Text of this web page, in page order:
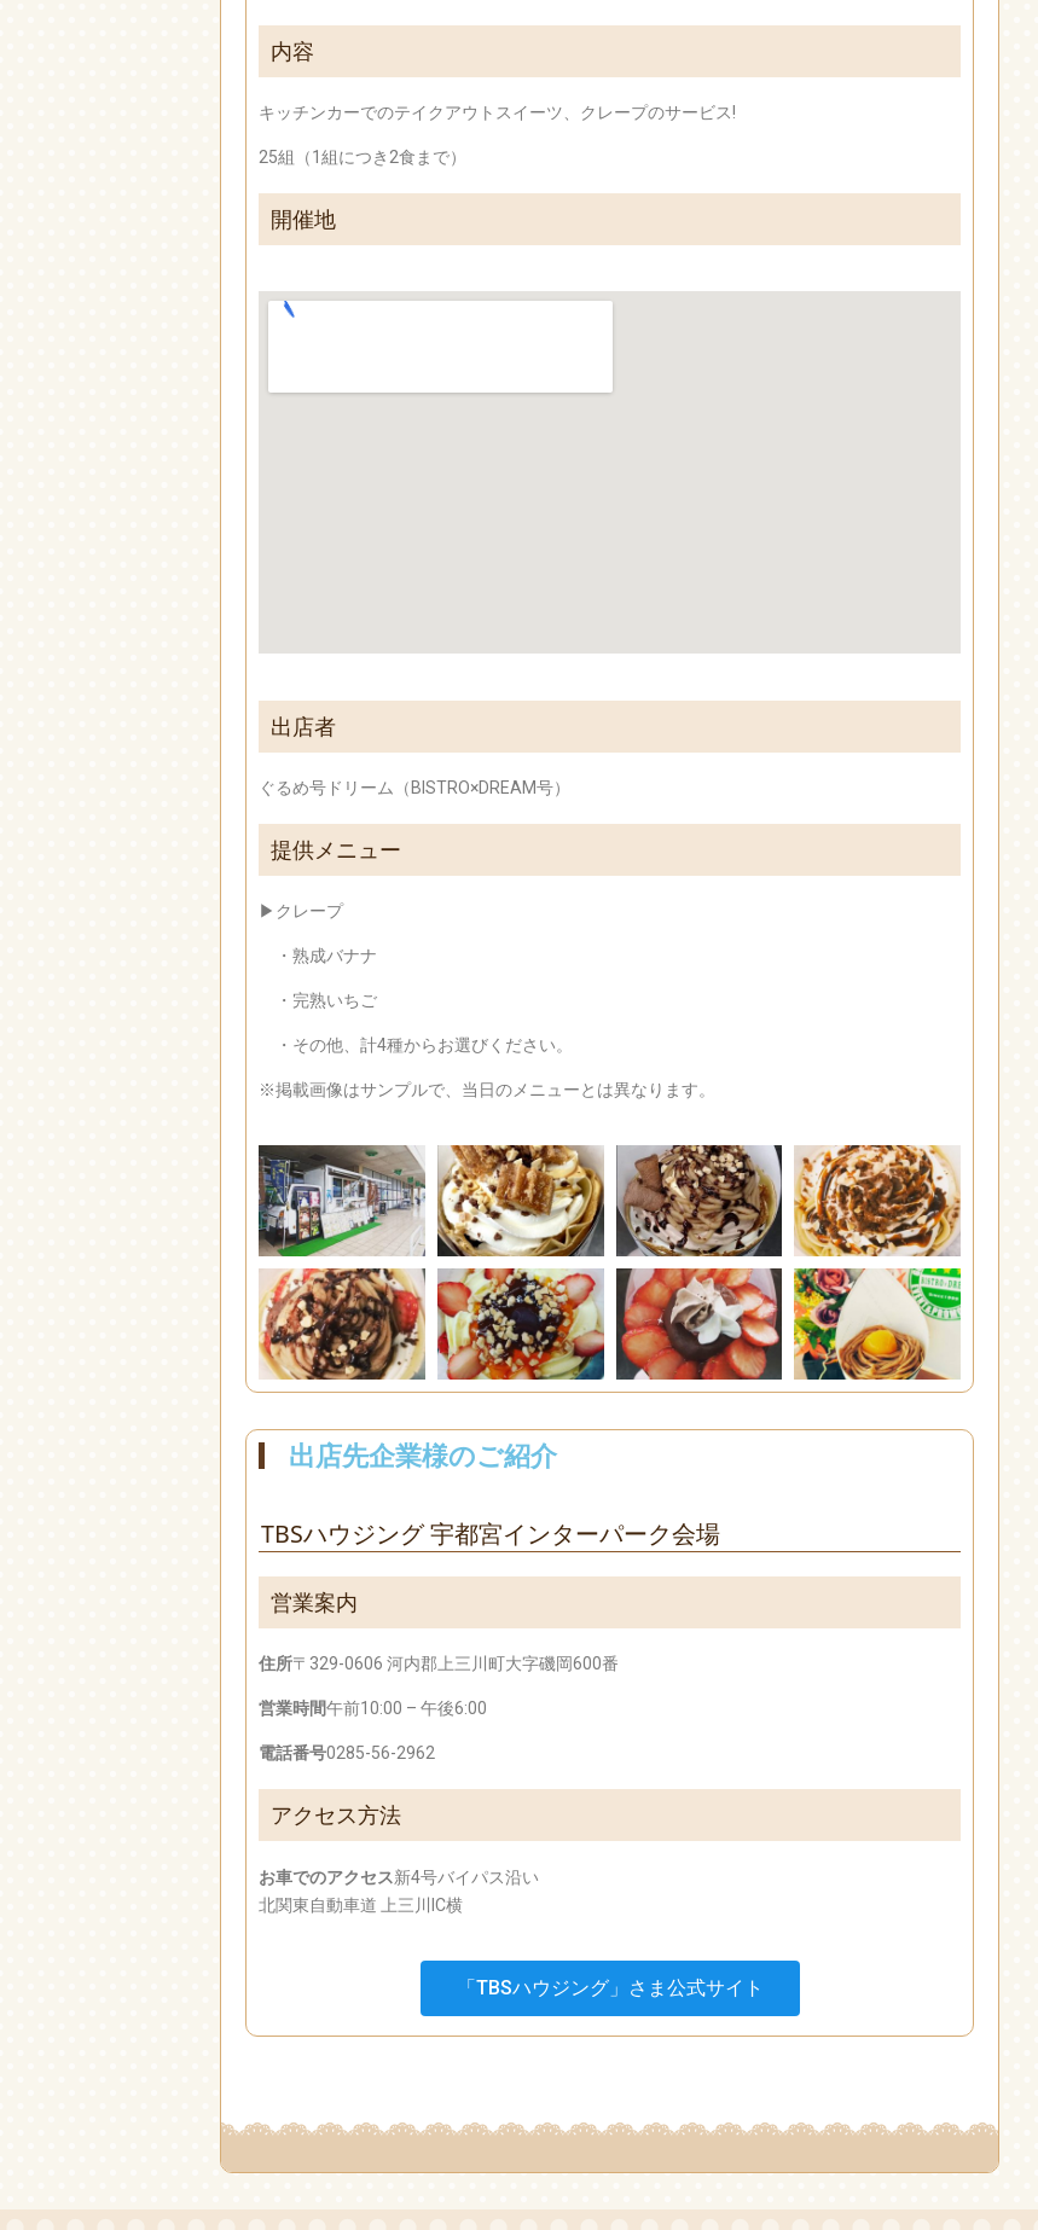
内容
キッチンカーでのテイクアウトスイーツ、クレープのサービス!
25組（1組につき2食まで）
開催地
出店者
ぐるめ号ドリーム（BISTRO×DREAM号）
提供メニュー
▶クレープ
・熟成バナナ
・完熟いちご
・その他、計4種からお選びください。
※掲載画像はサンプルで、当日のメニューとは異なります。
出店先企業様のご紹介
TBSハウジング 宇都宮インターパーク会場
営業案内
住所〒329-0606 河内郡上三川町大字磯岡600番
営業時間午前10:00 – 午後6:00
電話番号0285-56-2962
アクセス方法
お車でのアクセス新4号バイパス沿い
北関東自動車道 上三川IC横
「TBSハウジング」さま公式サイト